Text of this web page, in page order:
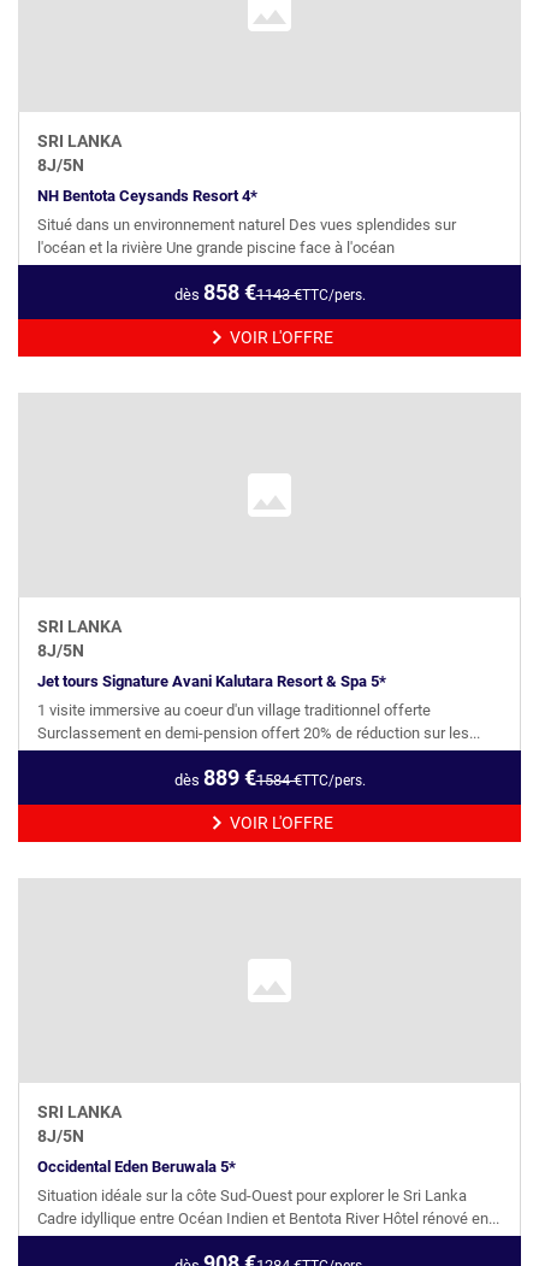
SRI LANKA
8J/5N
NH Bentota Ceysands Resort 4*
Situé dans un environnement naturel Des vues splendides sur
l'océan et la rivière Une grande piscine face à l'océan
dès 858€1143€TTC/pers.
VOIR L'OFFRE
SRI LANKA
8J/5N
Jet tours Signature Avani Kalutara Resort & Spa 5*
1 visite immersive au coeur d'un village traditionnel offerte
Surclassement en demi-pension offert 20% de réduction sur les...
dès 889€1584€TTC/pers.
VOIR L'OFFRE
SRI LANKA
8J/5N
Occidental Eden Beruwala 5*
Situation idéale sur la côte Sud-Ouest pour explorer le Sri Lanka
Cadre idyllique entre Océan Indien et Bentota River Hôtel rénové en...